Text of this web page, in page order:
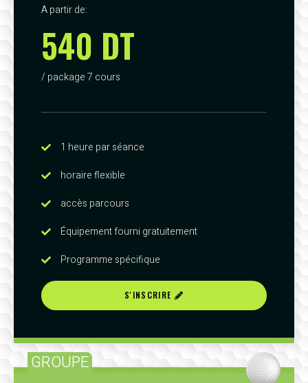
A partir de:
540 DT
/ package 7 cours
1 heure par séance
horaire flexible
accès parcours
Équipement fourni gratuitement
Programme spécifique
S'INSCRIRE
GROUPE